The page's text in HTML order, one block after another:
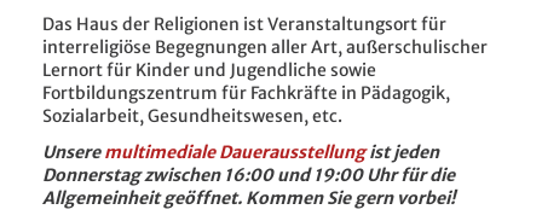
Das Haus der Religionen ist Veranstaltungsort für
interreligiöse Begegnungen aller Art, außerschulischer
Lernort für Kinder und Jugendliche sowie
Fortbildungszentrum für Fachkräfte in Pädagogik,
Sozialarbeit, Gesundheitswesen, etc.
Unseremultimediale Dauerausstellungist jeden
Donnerstag zwischen 16:00 und 19:00 Uhr für die
Allgemeinheit geöffnet. Kommen Sie gern vorbei!